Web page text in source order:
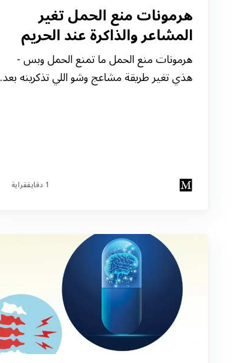
هرمونات منع الحمل تغير
المشاعر والذاكرة عند الحريم
هرمونات منع الحمل ما تمنع الحمل وبس -
هذي تغير طريقة مشاعج وشو اللي تذكرينه بعد.
1 دقايققراية